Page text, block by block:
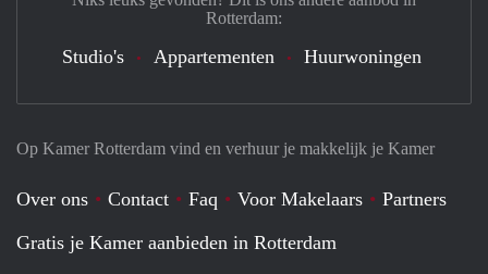
Op Kamer Rotterdam vind en verhuur je makkelijk je Kamer
Over ons Contact Faq Voor Makelaars
Partners
Gratis je Kamer aanbieden in Rotterdam
Rotterdam:
Studio's Appartementen Huurwoningen